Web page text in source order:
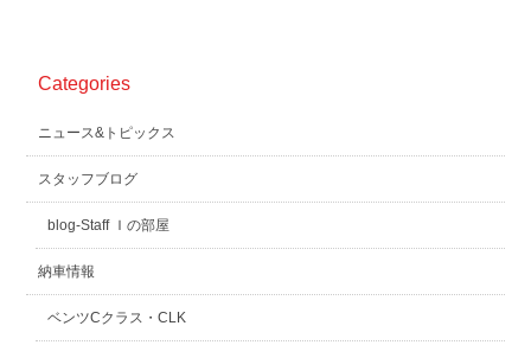
Categories
ニュース&トピックス
スタッフブログ
blog-Staff Ｉの部屋
納車情報
ベンツCクラス・CLK